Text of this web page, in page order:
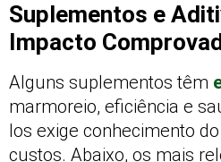
Suplementos e
Impacto
Alguns suplementos têm
marmoreio, eficiência e
los exige conhecimento
custos. Abaixo, os mais